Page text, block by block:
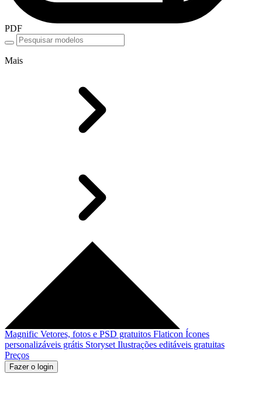
PDF
Mais
Magnific Vetores, fotos e PSD gratuitos Flaticon Ícones
personalizáveis grátis Storyset Ilustrações editáveis gratuitas
Preços
Fazer o login